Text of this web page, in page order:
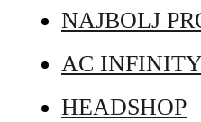
NAJBOLJ
AC INFINITY
HEADSHOP